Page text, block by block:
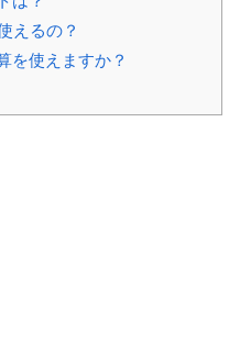
えるの？
を使えますか？